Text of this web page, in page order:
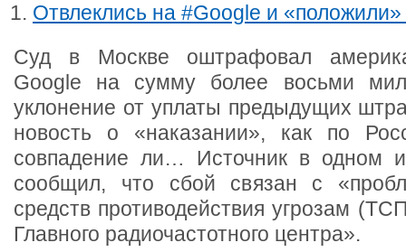
Отвлеклись на #Google и
Суд в Москве оштрафовал
Google на сумму более восьми
уклонение от уплаты предыдущих
новость о «наказании», как по
совпадение ли… Источник в одном
сообщил, что сбой связан с
средств противодействия угрозам
Главного радиочастотного центра».